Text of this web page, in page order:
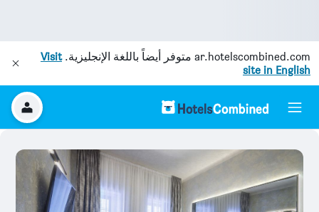
ar.hotelscombined.com متوفر أيضاً باللغة الإنجليزية.Visit
site in English